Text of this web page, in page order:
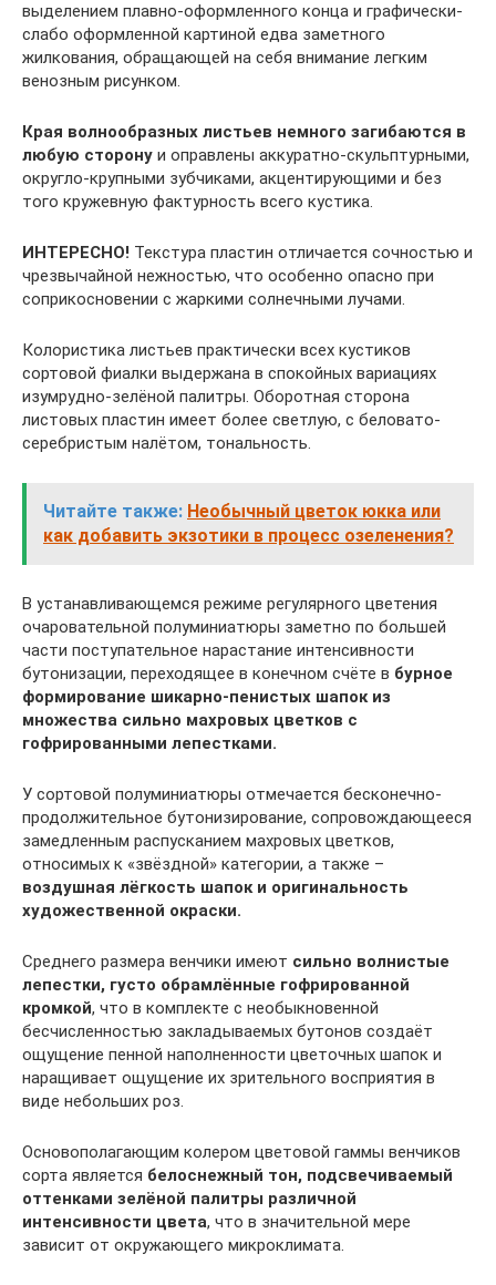
выделением плавно-оформленного конца и графически-
слабо оформленной картиной едва заметного
жилкования, обращающей на себя внимание легким
венозным рисунком.
Края волнообразных листьев немного загибаются в
любую сторону и оправлены аккуратно-скульптурными,
округло-крупными зубчиками, акцентирующими и без
того кружевную фактурность всего кустика.
ИНТЕРЕСНО! Текстура пластин отличается сочностью и
чрезвычайной нежностью, что особенно опасно при
соприкосновении с жаркими солнечными лучами.
Колористика листьев практически всех кустиков
сортовой фиалки выдержана в спокойных вариациях
изумрудно-зелёной палитры. Оборотная сторона
листовых пластин имеет более светлую, с беловато-
серебристым налётом, тональность.
Читайте также: Необычный цветок юкка или
как добавить экзотики в процесс озеленения?
В устанавливающемся режиме регулярного цветения
очаровательной полуминиатюры заметно по большей
части поступательное нарастание интенсивности
бутонизации, переходящее в конечном счёте в бурное
формирование шикарно-пенистых шапок из
множества сильно махровых цветков с
гофрированными лепестками.
У сортовой полуминиатюры отмечается бесконечно-
продолжительное бутонизирование, сопровождающееся
замедленным распусканием махровых цветков,
относимых к «звёздной» категории, а также –
воздушная лёгкость шапок и оригинальность
художественной окраски.
Среднего размера венчики имеют сильно волнистые
лепестки, густо обрамлённые гофрированной
кромкой, что в комплекте с необыкновенной
бесчисленностью закладываемых бутонов создаёт
ощущение пенной наполненности цветочных шапок и
наращивает ощущение их зрительного восприятия в
виде небольших роз.
Основополагающим колером цветовой гаммы венчиков
сорта является белоснежный тон, подсвечиваемый
оттенками зелёной палитры различной
интенсивности цвета, что в значительной мере
зависит от окружающего микроклимата.